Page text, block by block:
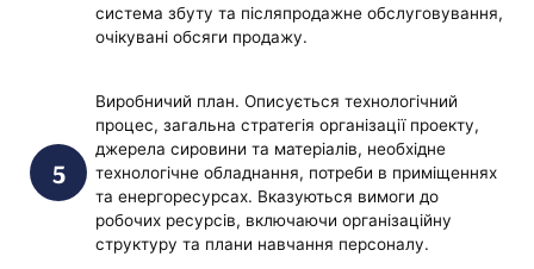
система збуту та післяпродажне обслуговування,
очікувані обсяги продажу.
Виробничий план. Описується технологічний
процес, загальна стратегія організації проекту,
джерела сировини та матеріалів, необхідне
технологічне обладнання, потреби в приміщеннях
та енергоресурсах. Вказуються вимоги до
робочих ресурсів, включаючи організаційну
структуру та плани навчання персоналу.